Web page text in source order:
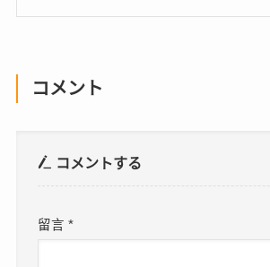
コメント
コメントする
留言*